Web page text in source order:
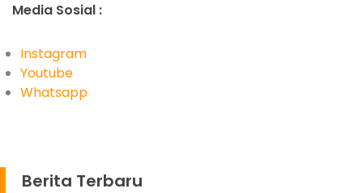
Media Sosial :
Instagram
Youtube
Whatsapp
Berita Terbaru